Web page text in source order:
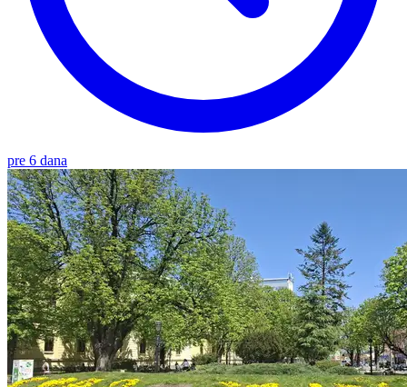
pre 6 dana